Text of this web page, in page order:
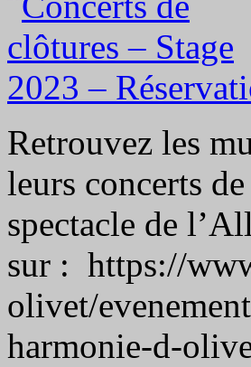
Retrouvez les
leurs concerts
spectacle de
sur : https://
olivet/
harmonie-d-